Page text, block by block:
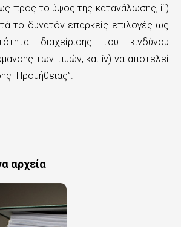
προς το ύψος της κατανάλωσης, iii)
το δυνατόν επαρκείς επιλογές ως
διαχείρισης του κινδύνου
των τιμών, και iv) να αποτελεί
Προμήθειας”.
αρχεία